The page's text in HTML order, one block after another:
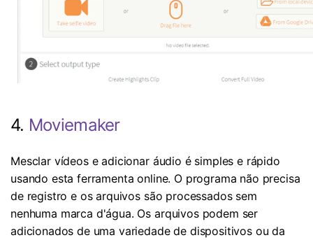
4. Moviemaker
Mesclar vídeos e adicionar áudio é simples e rápido
usando esta ferramenta online. O programa não precisa
de registro e os arquivos são processados ​​sem
nenhuma marca d'água. Os arquivos podem ser
adicionados de uma variedade de dispositivos ou da